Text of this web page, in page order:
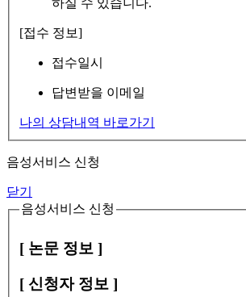
하실 수 있습니다.
[접수 정보]
접수일시
답변받을 이메일
나의 상담내역 바로가기
음성서비스 신청
닫기
음성서비스 신청
[ 논문 정보 ]
[ 신청자 정보 ]